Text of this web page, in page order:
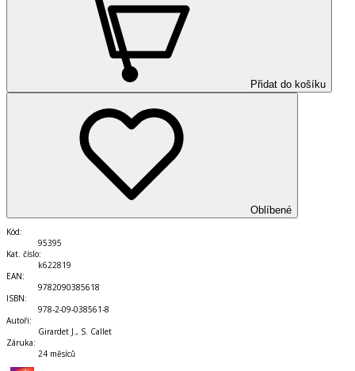
Přidat do košíku
Oblíbené
Kód:
95395
Kat. číslo:
k622819
EAN:
9782090385618
ISBN:
978-2-09-038561-8
Autoři:
Girardet J., S. Callet
Záruka:
24 měsíců